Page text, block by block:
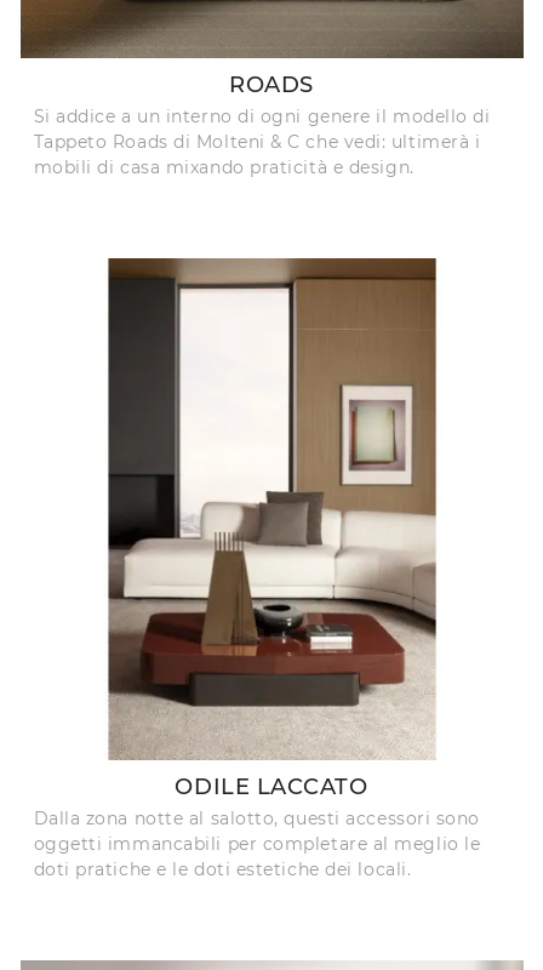
ROADS
Si addice a un interno di ogni genere il modello di
Tappeto Roads di Molteni & C che vedi: ultimerà i
mobili di casa mixando praticità e design.
ODILE LACCATO
Dalla zona notte al salotto, questi accessori sono
oggetti immancabili per completare al meglio le
doti pratiche e le doti estetiche dei locali.